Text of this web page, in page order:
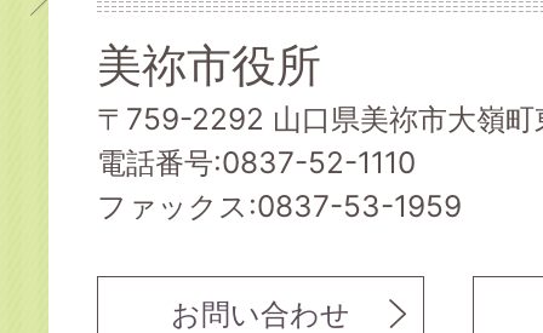
美祢市役所
〒759-2292 山口県美祢市大嶺
電話番号:0837-52-1110
ファックス:0837-53-1959
お問い合わせ